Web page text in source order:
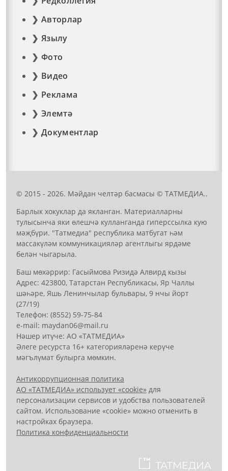
Авторлар
Язылу
Фото
Видео
Реклама
Элемтә
Документлар
© 2015 - 2026. Мәйдан челтәр басмасы © ТАТМЕДИА..
Барлык хокуклар да якланган. Материалларны
тулысынча яки өлешчә кулланганда гиперссылка кую
мәҗбүри. "Татмедиа" республика матбугат һәм
массакүләм коммуникацияләр агентлыгы ярдәме
белән чыгарыла.
Баш мөхәррир: Гасыймова Ризидә Алвирд кызы
Адрес: 423800, Татарстан Республикасы, Яр Чаллы
шәһәре, Яшь Ленинчылар бульвары, 9 нчы йорт
(27/19)
Телефон: (8552) 59-75-84
е-mail: mауdаn06@mail.гu
Нәшер итүче: АО «ТАТМЕДИА»
Әлеге ресурста 16+ категорияләренә керүче
мәгълүмат булырга мөмкин.
Антикоррупционная политика
АО «ТАТМЕДИА» использует «cookie» для
персонализации сервисов и удобства пользователей
сайтом. Использование «cookie» можно отменить в
настройках браузера.
Политика конфиденциальности